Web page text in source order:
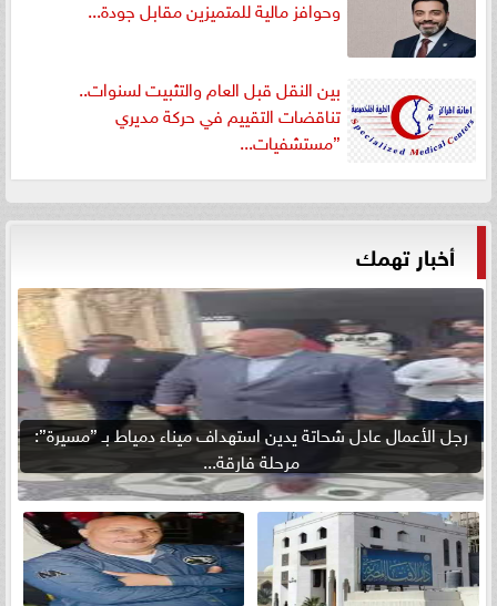
وحوافز مالية للمتميزين مقابل جودة...
بين النقل قبل العام والتثبيت لسنوات..
تناقضات التقييم في حركة مديري
”مستشفيات...
أخبار تهمك
رجل الأعمال عادل شحاتة يدين استهداف ميناء دمياط بـ ”مسيرة”:
مرحلة فارقة...